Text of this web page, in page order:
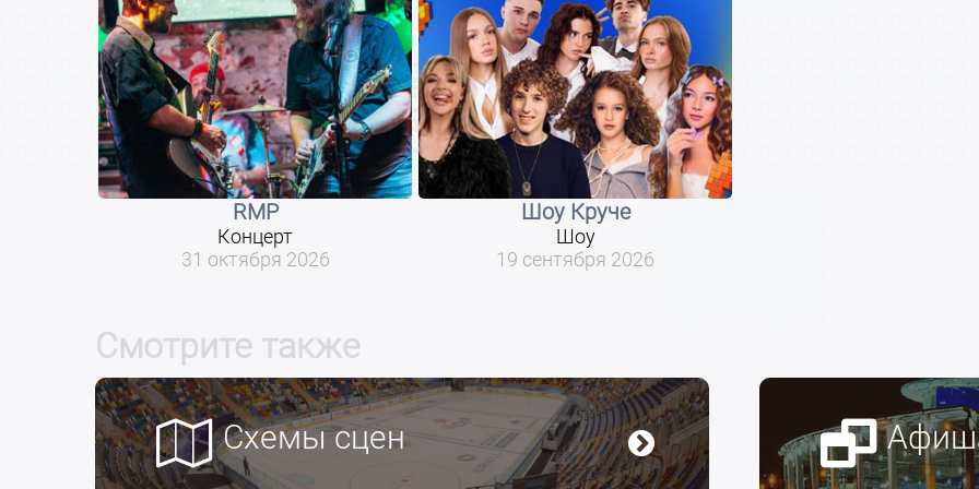
RMP
Концерт
31 октября 2026
Шоу Круче
Шоу
19 сентября 2026
Смотрите также
Схемы сцен